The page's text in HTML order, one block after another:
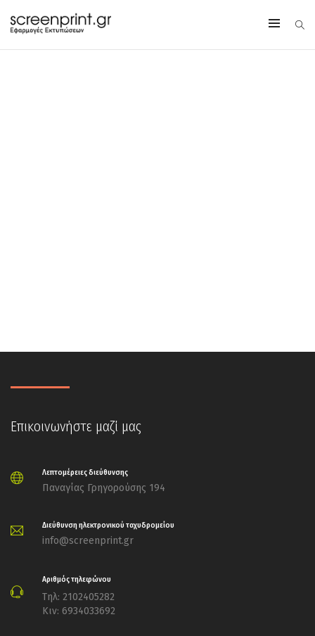
Επικοινωνήστε μαζί μας
Λεπτομέρειες διεύθυνσης
Παναγίας Γρηγορούσης 194
Διεύθυνση ηλεκτρονικού ταχυδρομείου
info@screenprint.gr
Αριθμός τηλεφώνου
Τηλ: 2102405282
Κιν: 6934033692